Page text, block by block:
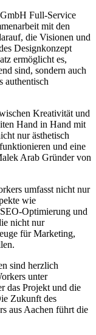
Full-Service
mit den
die Visionen und
Designkonzept
ermöglicht es,
sind, sondern auch
authentisch
Kreativität und
Hand in Hand mit
nur ästhetisch
und eine
Arab Gründer von
umfasst nicht nur
wie
Optimierung und
nicht nur
für Marketing,
sind herzlich
unter
das Projekt und die
Zukunft des
aus Aachen führt die